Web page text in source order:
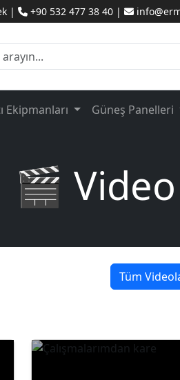
| +90 532 477 38 40 |
Ekipmanları Güneş Panelleri
🎬
Tüm